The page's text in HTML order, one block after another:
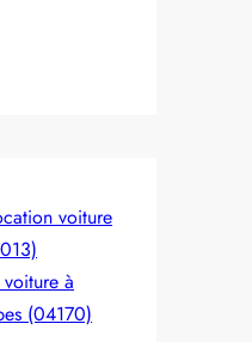
voiture
à
(04170)